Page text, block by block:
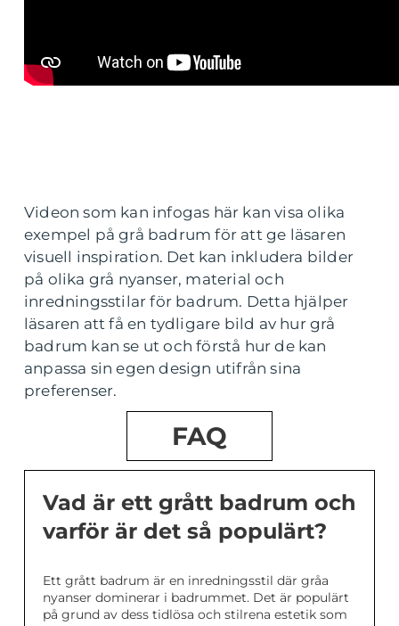
Videon som kan infogas här kan visa olika
exempel på grå badrum för att ge läsaren
visuell inspiration. Det kan inkludera bilder
på olika grå nyanser, material och
inredningsstilar för badrum. Detta hjälper
läsaren att få en tydligare bild av hur grå
badrum kan se ut och förstå hur de kan
anpassa sin egen design utifrån sina
preferenser.
FAQ
Vad är ett grått badrum och
varför är det så populärt?
Ett grått badrum är en inredningsstil där gråa
nyanser dominerar i badrummet. Det är populärt
på grund av dess tidlösa och stilrena estetik som